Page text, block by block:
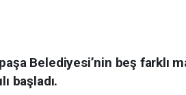
Belediyesi’nin beş farklı
başladı.